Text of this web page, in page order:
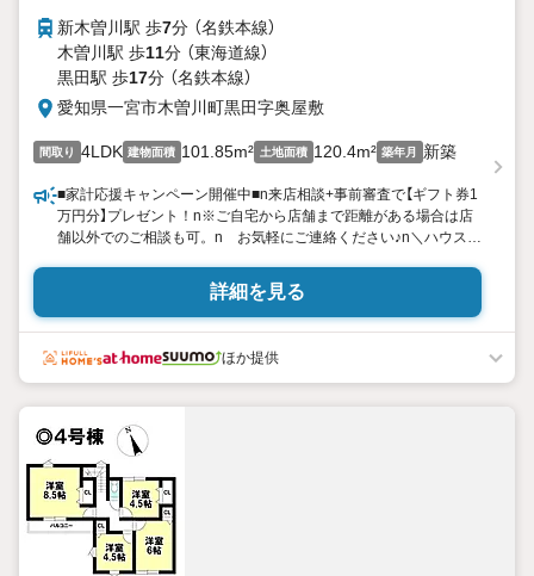
新木曽川駅 歩7分 （名鉄本線）
木曽川駅 歩11分 （東海道線）
黒田駅 歩17分 （名鉄本線）
愛知県一宮市木曽川町黒田字奥屋敷
間取り 4LDK 建物面積 101.85m² 土地面積 120.4m² 築年月 新築
■家計応援キャンペーン開催中■n来店相談+事前審査で【ギフト券1
万円分】プレゼント！n※ご自宅から店舗まで距離がある場合は店
舗以外でのご相談も可。n お気軽にご連絡ください♪n＼ハウスド
で1番重要と言っても過言でないのが【資金】のお話です。n様々な
銀行との取引実績があり、常にトレンドを学んでいますのでnお客
様一人一人に合ったご提案が出来ます。n「借り入れがあっても住
て詳しく知りたい」n「近い将来マイホーム購入を検討している」n
こんな方もまずはお気軽にご相談ください♪n不動産のプロがお客
様の疑問を全て解決いたします！n■■ハウスドゥ一宮南の特徴
■■n・キッズスペースやベビーベッドがありお子様と一緒のご来
店も大歓迎！n・お仕事終わりの時間もご相談を承っております
♪n・ご来店が難しい場合はお迎えや他の場所でのご相談も可能！
n・ご相談特典があるお店♪n【損しないマイホーム購入はハウスド
ゥ一宮南にお任せください！】
詳細を見る
ほか提供